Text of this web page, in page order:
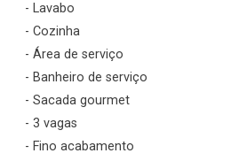
- Lavabo
- Cozinha
- Área de serviço
- Banheiro de serviço
- Sacada gourmet
- 3 vagas
- Fino acabamento